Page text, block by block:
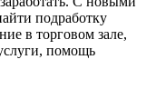
подработку
в торговом зале,
помощь